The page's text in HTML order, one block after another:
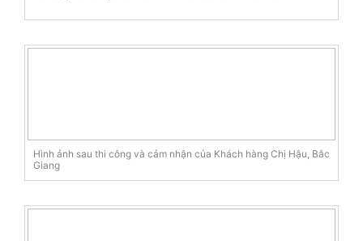
Hình ảnh sau thi công và cảm nhận của Khách hàng Chị Hậu, Bắc
Giang